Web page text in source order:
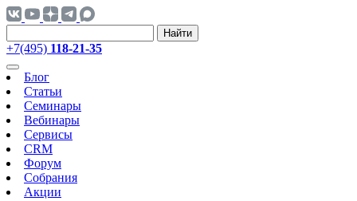
Найти
+7(495) 118-21-35
Блог
Статьи
Семинары
Вебинары
Сервисы
CRM
Форум
Собрания
Акции